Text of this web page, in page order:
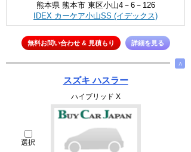
熊本県 熊本市 東区小山4－6－126
IDEX カーケア小山SS (イデックス)
無料お問い合わせ & 見積もり 詳細を見る
∧
スズキ ハスラー
ハイブリッド X
選択